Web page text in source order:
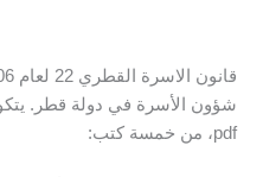
شؤون الأسرة في دولة قطر.
pdf، من خمسة كتب: